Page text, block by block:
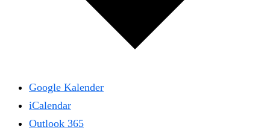
Google Kalender
iCalendar
Outlook 365